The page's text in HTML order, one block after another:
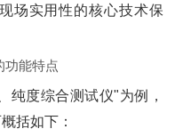
场实用性的核心技术保
功能特点
纯度综合测试仪"为例，
括如下：